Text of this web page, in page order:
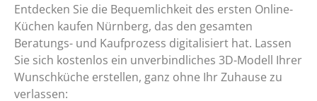
Entdecken Sie die Bequemlichkeit des ersten Online-
Küchen kaufen Nürnberg, das den gesamten
Beratungs- und Kaufprozess digitalisiert hat. Lassen
Sie sich kostenlos ein unverbindliches 3D-Modell Ihrer
Wunschküche erstellen, ganz ohne Ihr Zuhause zu
verlassen: